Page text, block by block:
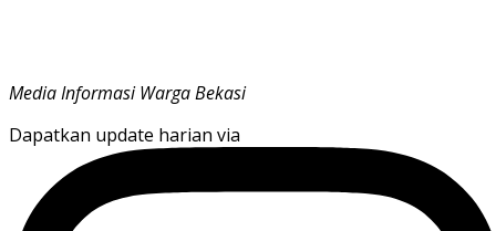
Media Informasi Warga Bekasi
Dapatkan update harian via